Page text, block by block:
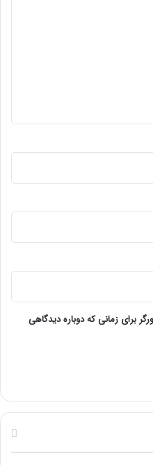
برای زمانی که دوباره دیدگاهی